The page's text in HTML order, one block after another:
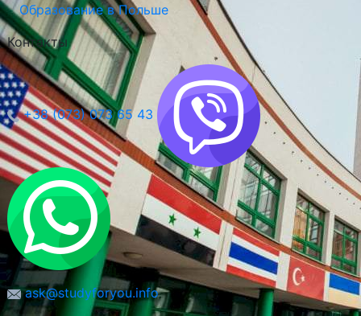
Университет Естественных Наук в Люблине
Люблин, Польша
Образование в Польше
Контакты
+38 (073) 073 65 43
ask@studyforyou.info